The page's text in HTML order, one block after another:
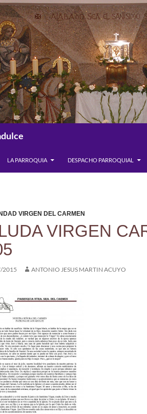
LA PARROQUIA DESPACHO PARROQUIAL
VIRGEN DEL CARMEN
VIRGEN
2015 ANTONIO JESUS MARTIN ACUYO